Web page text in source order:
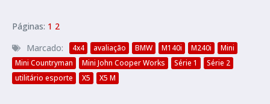
Páginas: 1 2
Marcado:
4x4 avaliação BMW M140i M240i
Mini
Mini Countryman
Mini John Cooper Works Série 1
Série 2
utilitário esporte
X5 X5 M